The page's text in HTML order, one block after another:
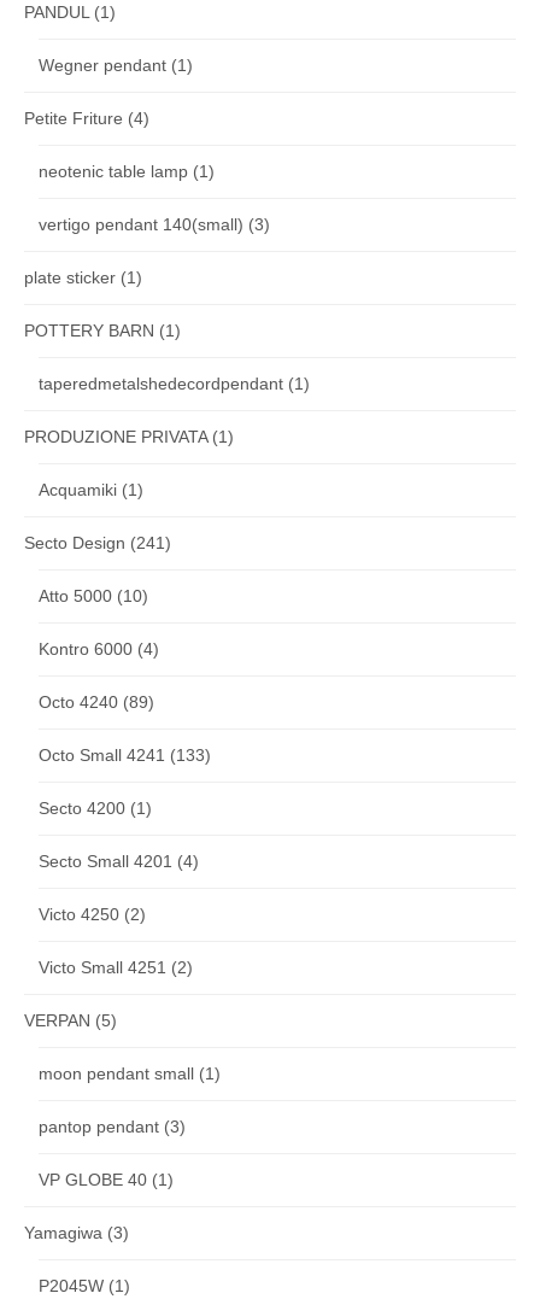
PANDUL(1)
Wegner pendant (1)
Petite Friture (4)
neotenic table lamp (1)
vertigo pendant 140(small) (3)
plate sticker (1)
POTTERY BARN (1)
taperedmetalshedecordpendant (1)
PRODUZIONE PRIVATA(1)
Acquamiki (1)
Secto Design (241)
Atto 5000 (10)
Kontro 6000 (4)
Octo 4240 (89)
Octo Small 4241 (133)
Secto 4200 (1)
Secto Small 4201 (4)
Victo 4250 (2)
Victo Small 4251 (2)
VERPAN (5)
moon pendant small (1)
pantop pendant (3)
VP GLOBE 40 (1)
Yamagiwa (3)
P2045W (1)